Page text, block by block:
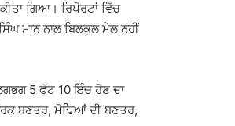
ਗਿਆ। ਰਿਪੋਰਟਾਂ ਵਿੱਚ
ਮਾਨ ਨਾਲ ਬਿਲਕੁਲ ਮੇਲ ਨਹੀਂ
5 ਫੁੱਟ 10 ਇੰਚ ਹੋਣ ਦਾ
ਬਣਤਰ, ਮੋਢਿਆਂ ਦੀ ਬਣਤਰ,